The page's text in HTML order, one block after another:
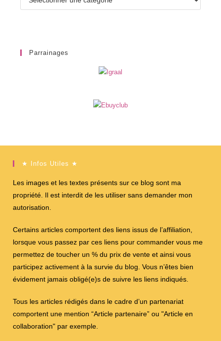
Parrainages
★ Infos Utiles ★
Les images et les textes présents sur ce blog sont ma
propriété. Il est interdit de les utiliser sans demander mon
autorisation.
Certains articles comportent des liens issus de l’affiliation,
lorsque vous passez par ces liens pour commander vous me
permettez de toucher un % du prix de vente et ainsi vous
participez activement à la survie du blog. Vous n’êtes bien
évidement jamais obligé(e)s de suivre les liens indiqués.
Tous les articles rédigés dans le cadre d’un partenariat
comportent une mention “Article partenaire” ou "Article en
collaboration" par exemple.